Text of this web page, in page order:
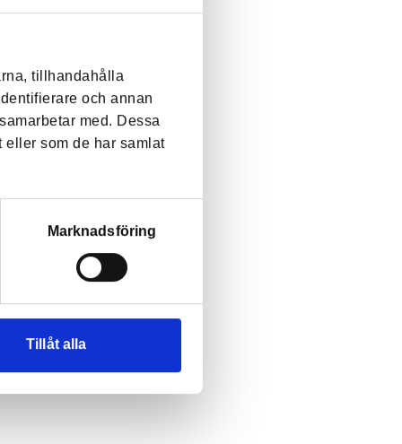
tillhandahålla
och annan
med. Dessa
som de har samlat
Marknadsföring
Tillåt alla